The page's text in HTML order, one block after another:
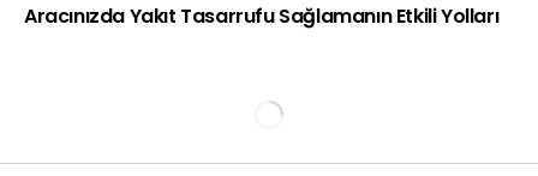
Aracınızda Yakıt Tasarrufu Sağlamanın Etkili Yolları